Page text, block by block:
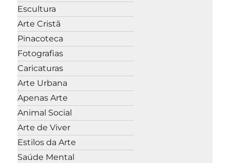
Escultura
Arte Cristã
Pinacoteca
Fotografias
Caricaturas
Arte Urbana
Apenas Arte
Animal Social
Arte de Viver
Estilos da Arte
Saúde Mental